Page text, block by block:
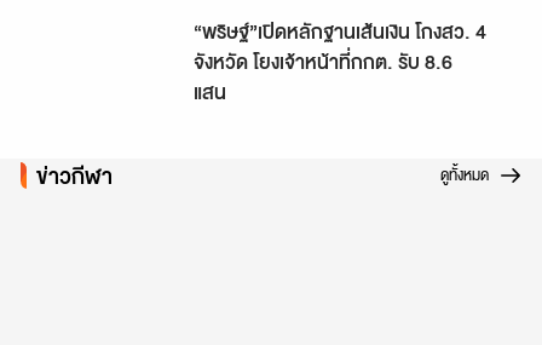
“พริษฐ์”เปิดหลักฐานเส้นเงิน โกงสว. 4
จังหวัด โยงเจ้าหน้าที่กกต. รับ 8.6
แสน
ข่าวกีฬา ดูทั้งหมด